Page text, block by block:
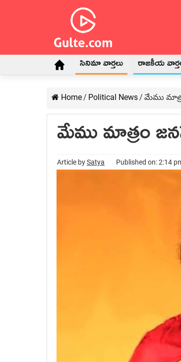
సినిమా వార్తలు రాజకీయ
Home/ Political News/ మేము
మేము మాత్రం
Article bySatya Published on: 2:14